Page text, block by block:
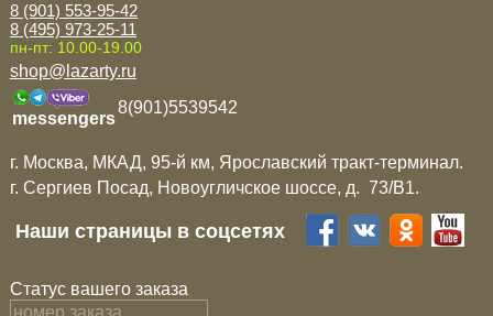
8 (901) 553-95-42
8 (495) 973-25-11
пн-пт: 10.00-19.00
shop@lazarty.ru
messengers
8(901)5539542
г. Москва, МКАД, 95-й км, Ярославский тракт-терминал.
г. Сергиев Посад, Новоугличское шоссе, д. 73/B1.
Наши страницы в соцсетях
Статус вашего заказа